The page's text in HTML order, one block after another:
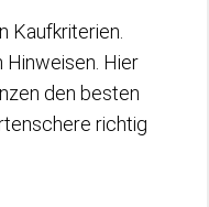
Kaufkriterien.
Hier
den besten
richtig